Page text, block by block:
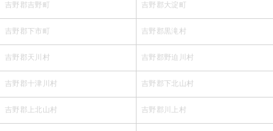
吉野郡吉野町 吉野郡大淀町
吉野郡下市町 吉野郡黒滝村
吉野郡天川村 吉野郡野迫川村
吉野郡十津川村 吉野郡下北山村
吉野郡上北山村 吉野郡川上村